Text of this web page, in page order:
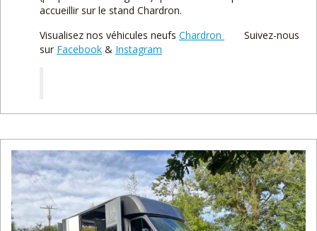
accueillir sur le stand Chardron.
Visualisez nos véhicules neufs Chardron
Suivez-nous
sur Facebook & Instagram